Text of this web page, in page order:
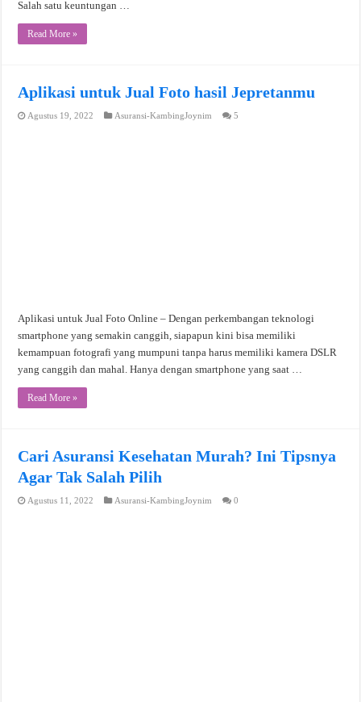
Salah satu keuntungan …
Read More »
Aplikasi untuk Jual Foto hasil Jepretanmu
Agustus 19, 2022 Asuransi-KambingJoynim 5
Aplikasi untuk Jual Foto Online – Dengan perkembangan teknologi
smartphone yang semakin canggih, siapapun kini bisa memiliki
kemampuan fotografi yang mumpuni tanpa harus memiliki kamera DSLR
yang canggih dan mahal. Hanya dengan smartphone yang saat …
Read More »
Cari Asuransi Kesehatan Murah? Ini Tipsnya
Agar Tak Salah Pilih
Agustus 11, 2022 Asuransi-KambingJoynim 0